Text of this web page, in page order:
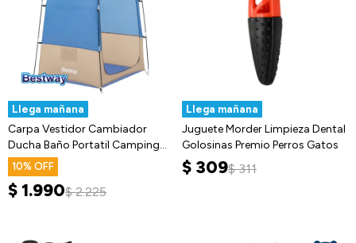
Llega mañana
Carpa Vestidor Cambiador
Ducha Baño Portatil Camping
Bestway
10
$ 1.990$ 2.225
Llega mañana
Juguete Morder Limpieza Dental
Golosinas Premio Perros Gatos
$ 309$ 311